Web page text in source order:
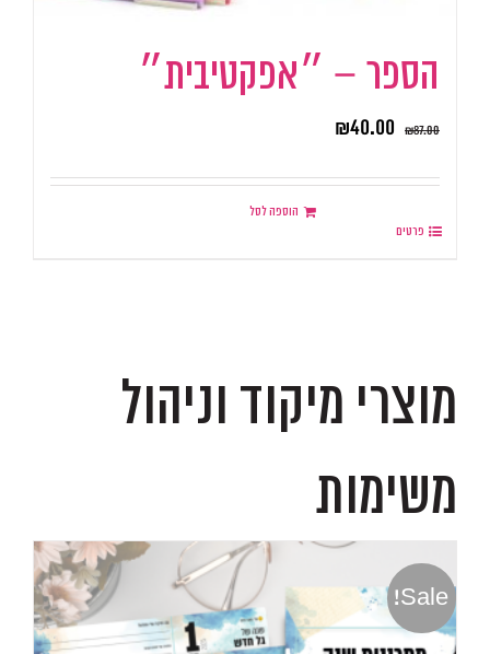
הספר – ״אפקטיבית״
₪87.00
₪40.00
הוספה לסל
פרטים
מוצרי מיקוד וניהול
משימות
Sale!